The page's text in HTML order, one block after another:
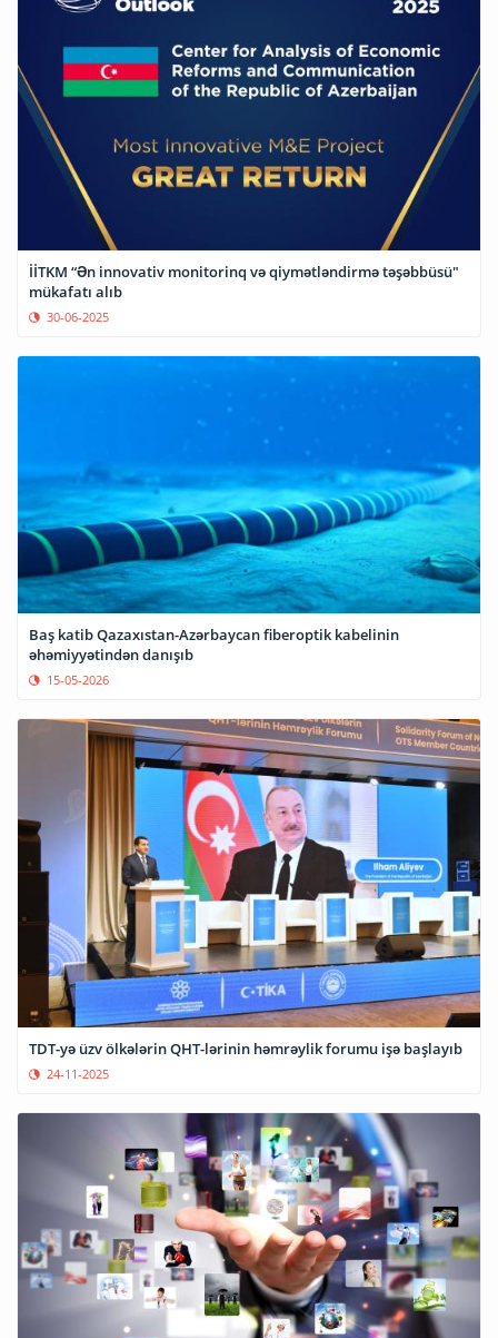
İİTKM “Ən innovativ monitorinq və qiymətləndirmə təşəbbüsü"
mükafatı alıb
30-06-2025
Baş katib Qazaxıstan-Azərbaycan fiberoptik kabelinin
əhəmiyyətindən danışıb
15-05-2026
TDT-yə üzv ölkələrin QHT-lərinin həmrəylik forumu işə başlayıb
24-11-2025